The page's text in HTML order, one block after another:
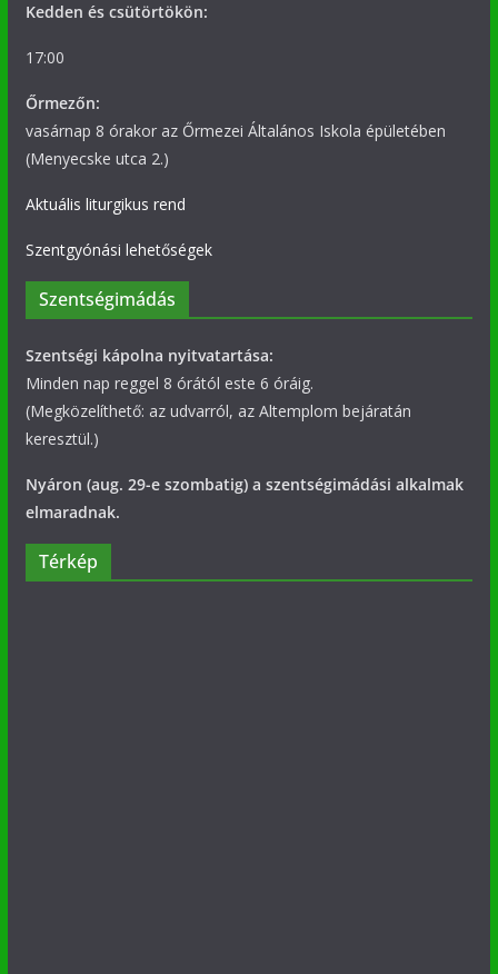
Kedden és csütörtökön:
17:00
Őrmezőn:
vasárnap 8 órakor az Őrmezei Általános Iskola épületében
(Menyecske utca 2.)
Aktuális liturgikus rend
Szentgyónási lehetőségek
Szentségimádás
Szentségi kápolna nyitvatartása:
Minden nap reggel 8 órától este 6 óráig.
(Megközelíthető: az udvarról, az Altemplom bejáratán
keresztül.)
Nyáron (aug. 29-e szombatig) a szentségimádási alkalmak
elmaradnak.
Térkép